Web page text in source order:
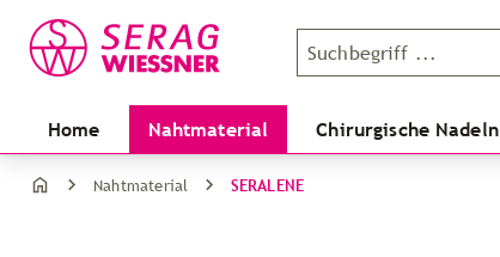
Home Nahtmaterial Chirurgische Nadeln
Nahtmaterial SERALENE